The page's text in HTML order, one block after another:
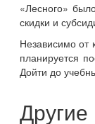
«Лесного»
скидки и
Независимо от
планируется
Дойти до